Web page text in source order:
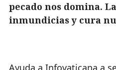
pecado nos domina.
inmundicias y cura
Ayuda a Infovaticana a